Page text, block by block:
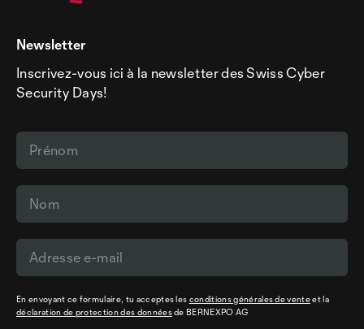
Newsletter
Inscrivez-vous ici à la newsletter des Swiss Cyber
Security Days!
En envoyant ce formulaire, tu acceptes les conditions générales de venteet la
déclaration de protection des donnéesde BERNEXPO AG